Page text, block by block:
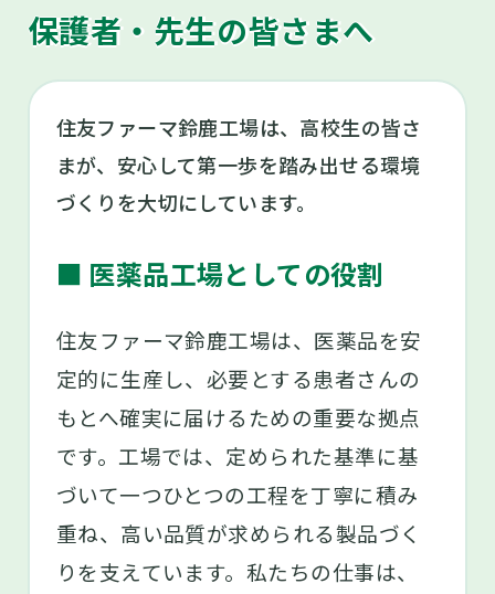
※1
くるみんマーク とは、「子育てサポ
ート企業」として、厚生労働大臣の認
定を受けた証です。
プラチナくるみんマーク とは、くる
水準の取組を継続して行い、一定の基
準を満たした企業に与えられる、厚生
※2
えるぼしとは、女性の活躍推進に関す
る取組の実施状況等が優良な企業と認
定されている証です。
が取れるのも魅力です。
また、夏には食堂スペースを使って「納涼
型のゲームを行い、部署の垣根を越えて交流
できる懇親会のようなイベントです。普段の
仕事中とはまた違ったリラックスした雰囲気
で、先輩や仲間との距離がぐっと縮まるきっ
保護者・先生の皆さまへ
住友ファーマ鈴鹿工場は、高校生の皆さ
まが、安心して第一歩を踏み出せる環境
づくりを大切にしています。
■ 医薬品工場としての役割
住友ファーマ鈴鹿工場は、医薬品を安
定的に生産し、必要とする患者さんの
もとへ確実に届けるための重要な拠点
です。工場では、定められた基準に基
づいて一つひとつの工程を丁寧に積み
重ね、高い品質が求められる製品づく
りを支えています。私たちの仕事は、